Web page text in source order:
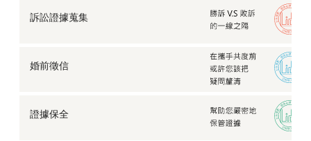
訴訟證據蒐集
婚前徵信
證據保全